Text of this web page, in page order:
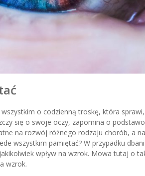
o codzienną troskę, która
się o swoje oczy, zapomina o
na rozwój różnego rodzaju chorób, a
wszystkim pamiętać? W przypadku
wpływ na wzrok. Mowa tutaj o
wzrok.